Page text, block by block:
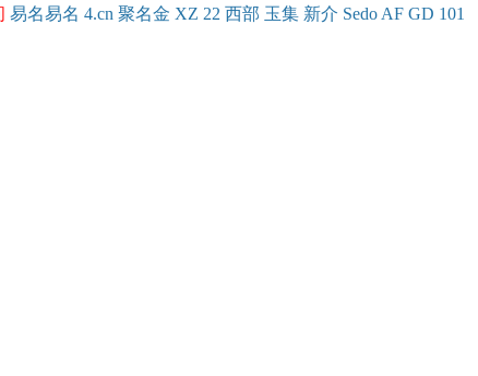
易名易名 4.cn 聚名金 XZ 22 西部 玉集 新介 Sedo AF GD 101